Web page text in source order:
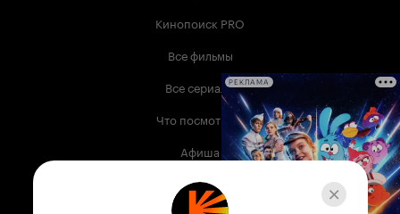
Кинопоиск PRO
Все фильмы
Все сериалы
Что посмотреть
Афиша
Музыка
РЕКЛАМА